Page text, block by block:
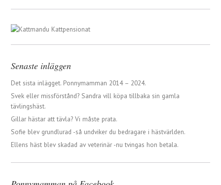
Senaste inläggen
Det sista inlägget. Ponnymamman 2014 – 2024.
Svek eller missförstånd? Sandra vill köpa tillbaka sin gamla
tävlingshäst.
Gillar hästar att tävla? Vi måste prata.
Sofie blev grundlurad -så undviker du bedragare i hästvärlden.
Ellens häst blev skadad av veterinär -nu tvingas hon betala.